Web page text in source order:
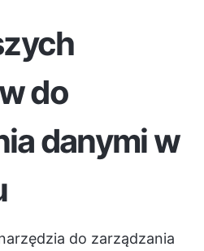
do
danymi w
do zarządzania